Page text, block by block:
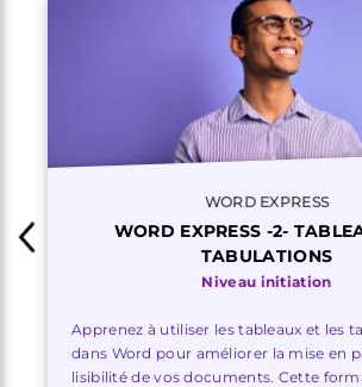
WORD EXPRESS
WORD EXPRESS -2-
TABULATIONS
Niveau initiation
Apprenez à utiliser les tableaux et les
dans Word pour améliorer la mise en
lisibilité de vos documents. Cette